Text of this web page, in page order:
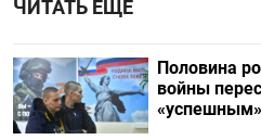
ЧИТАТЬ ЕЩЕ
Половина
войны